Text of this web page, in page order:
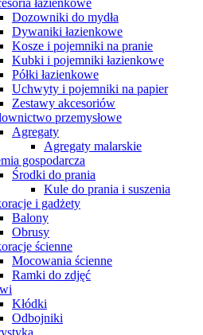
łazienkowe
Dozowniki do mydła
Dywaniki łazienkowe
Kosze i pojemniki na pranie
Kubki i pojemniki łazienkowe
Półki łazienkowe
Uchwyty i pojemniki na papier
Zestawy akcesoriów
przemysłowe
Agregaty
Agregaty malarskie
gospodarcza
Środki do prania
Kule do prania i suszenia
i gadżety
Balony
Obrusy
ścienne
Mocowania ścienne
Ramki do zdjęć
Kłódki
Odbojniki